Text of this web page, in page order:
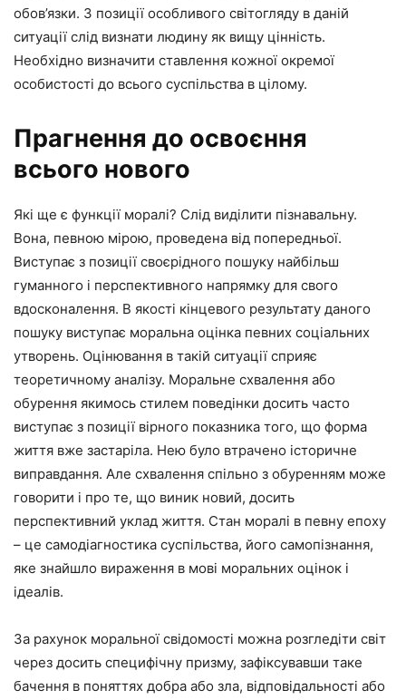
обов’язки. З позиції особливого світогляду в даній
ситуації слід визнати людину як вищу цінність.
Необхідно визначити ставлення кожної окремої
особистості до всього суспільства в цілому.
Прагнення до освоєння
всього нового
Які ще є функції моралі? Слід виділити пізнавальну.
Вона, певною мірою, проведена від попередньої.
Виступає з позиції своєрідного пошуку найбільш
гуманного і перспективного напрямку для свого
вдосконалення. В якості кінцевого результату даного
пошуку виступає моральна оцінка певних соціальних
утворень. Оцінювання в такій ситуації сприяє
теоретичному аналізу. Моральне схвалення або
обурення якимось стилем поведінки досить часто
виступає з позиції вірного показника того, що форма
життя вже застаріла. Нею було втрачено історичне
виправдання. Але схвалення спільно з обуренням може
говорити і про те, що виник новий, досить
перспективний уклад життя. Стан моралі в певну епоху
– це самодіагностика суспільства, його самопізнання,
яке знайшло вираження в мові моральних оцінок і
ідеалів.
За рахунок моральної свідомості можна розгледіти світ
через досить специфічну призму, зафіксувавши таке
бачення в поняттях добра або зла, відповідальності або